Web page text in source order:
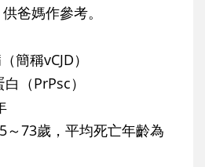
爸媽作參考。
簡稱vCJD）
（PrPsc）
～73歲，平均死亡年齡為